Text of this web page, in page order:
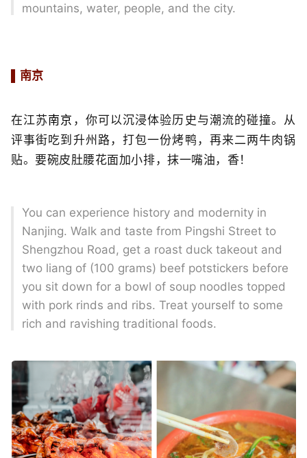
mountains, water, people, and the city.
南京
在江苏南京 ，你可以沉浸体验历史与潮流的碰撞。从
评事街吃到升州路，打包一份烤鸭，再来二两牛肉锅
贴。要碗皮肚腰花面加小排，抹一嘴油，香！
You can experience history and modernity in
Nanjing. Walk and taste from Pingshi Street to
Shengzhou Road, get a roast duck takeout and
two liang of (100 grams) beef potstickers before
you sit down for a bowl of soup noodles topped
with pork rinds and ribs. Treat yourself to some
rich and ravishing traditional foods.